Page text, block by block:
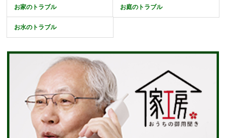
お家のトラブル お庭のトラブル
お水のトラブル